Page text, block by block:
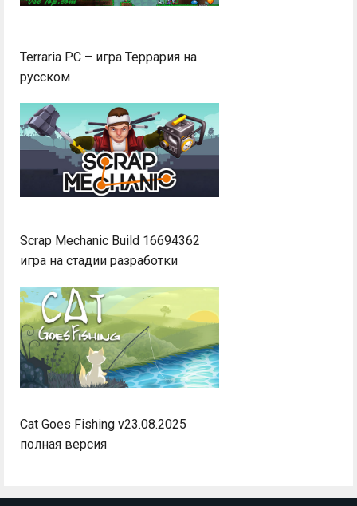
Terraria PC – игра Террария на
русском
Scrap Mechanic Build 16694362
игра на стадии разработки
Cat Goes Fishing v23.08.2025
полная версия